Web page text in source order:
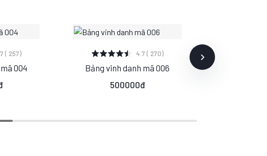
L
( 257)
004
XEM CHI TIẾT
S M L
4.7 ( 270)
Bảng vinh danh mã 006
500000đ